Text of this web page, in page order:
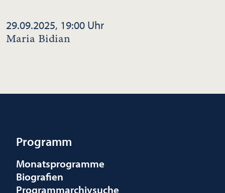
29.09.2025, 19:00 Uhr
Maria Bidian
Programm
Monatsprogramme
Biografien
Programmarchivsuche